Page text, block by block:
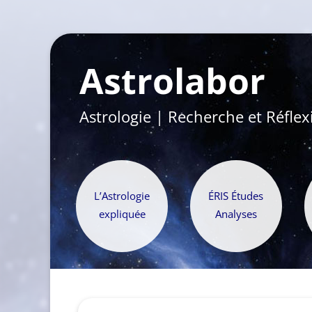
Astrolabor
Astrologie | Recherche et
L’Astrologie
expliquée
ÉRIS Études
Analyses